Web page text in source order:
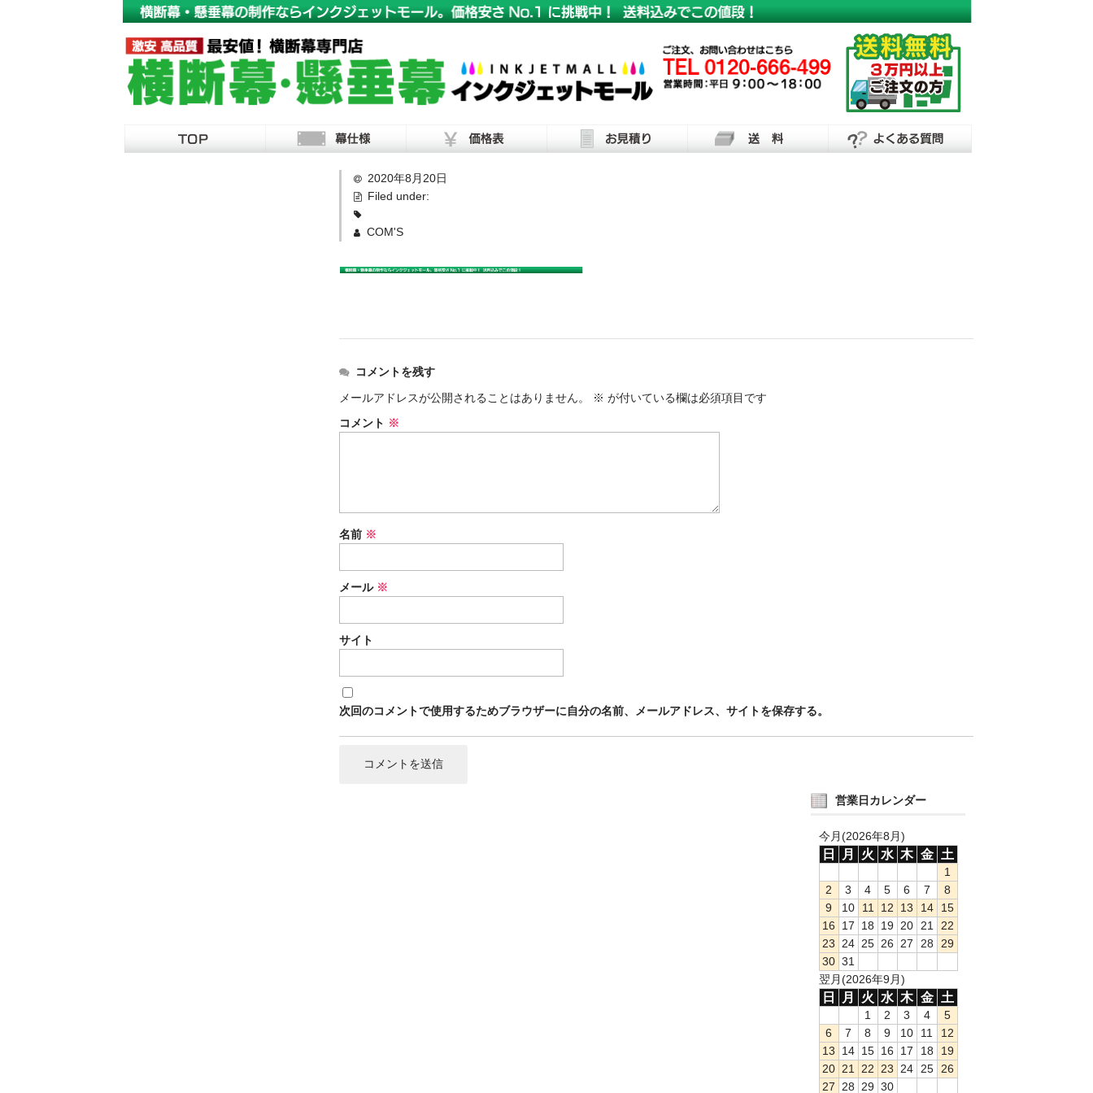
2020年8月20日
Filed under:
COM'S
コメントを残す
メールアドレスが公開されることはありません。
※ が付いている欄は必須項目です
コメント ※
名前 ※
メール ※
サイト
次回のコメントで使用するためブラウザーに自分の名前、メールアドレス、サイトを保存する。
営業日カレンダー
今月(2026年8月)
日 月 火 水 木 金 土
1
2
3 4 5 6 7
8
9
10 11 12 13 14
15
16
17 18 19 20 21
22
23
24 25 26 27 28
29
30 31
翌月(2026年9月)
日 月 火 水 木 金 土
1 2 3 4
5
6
7 8 9 10 11
12
13
14 15 16 17 18
19
20 21 22 23 24 25
26
27
28 29 30